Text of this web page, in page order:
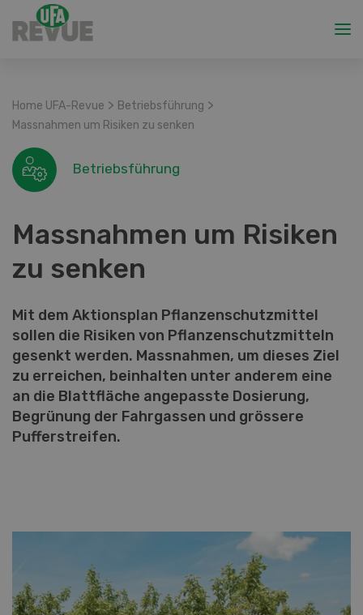
Home UFA-Revue > Betriebsführung >
Massnahmen um Risiken zu senken
Betriebsführung
Massnahmen um Risiken
zu senken
Mit dem Aktionsplan Pflanzenschutzmittel
sollen die Risiken von Pflanzenschutzmitteln
gesenkt werden. Massnahmen, um dieses Ziel
zu erreichen, beinhalten unter anderem eine
an die Blattfläche angepasste Dosierung,
Begrünung der Fahrgassen und grössere
Pufferstreifen.